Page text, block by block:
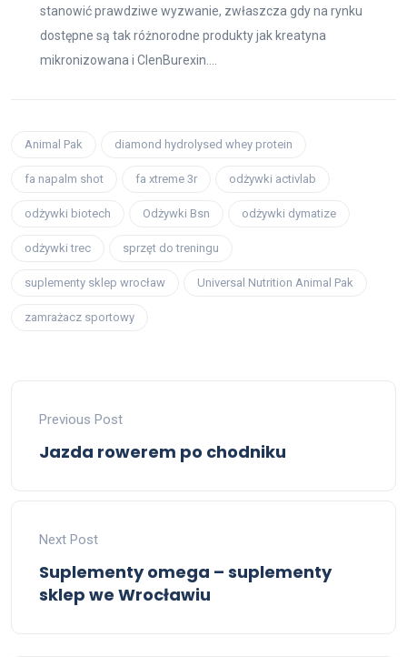
stanowić prawdziwe wyzwanie, zwłaszcza gdy na rynku
dostępne są tak różnorodne produkty jak kreatyna
mikronizowana i ClenBurexin....
Animal Pak diamond hydrolysed whey protein
fa napalm shot fa xtreme 3r odżywki activlab
odżywki biotech Odżywki Bsn odżywki dymatize
odżywki trec sprzęt do treningu
suplementy sklep wrocław Universal Nutrition Animal Pak
zamrażacz sportowy
Previous Post
Jazda rowerem po chodniku
Next Post
Suplementy omega – suplementy
sklep we Wrocławiu